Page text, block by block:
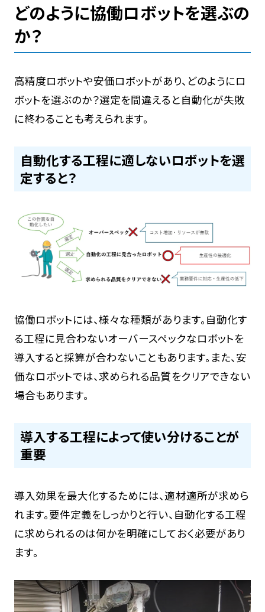
どのように協働ロボットを選ぶの
か？
高精度ロボットや安価ロボットがあり、どのようにロ
ボットを選ぶのか？選定を間違えると自動化が失敗
に終わることも考えられます。
自動化する工程に適しないロボットを選
定すると？
協働ロボットには、様々な種類があります。自動化す
る工程に見合わないオーバースペックなロボットを
導入すると採算が合わないこともあります。また、安
価なロボットでは、求められる品質をクリアできない
場合もあります。
導入する工程によって使い分けることが
重要
導入効果を最大化するためには、適材適所が求めら
れます。要件定義をしっかりと行い、自動化する工程
に求められるのは何かを明確にしておく必要があり
ます。